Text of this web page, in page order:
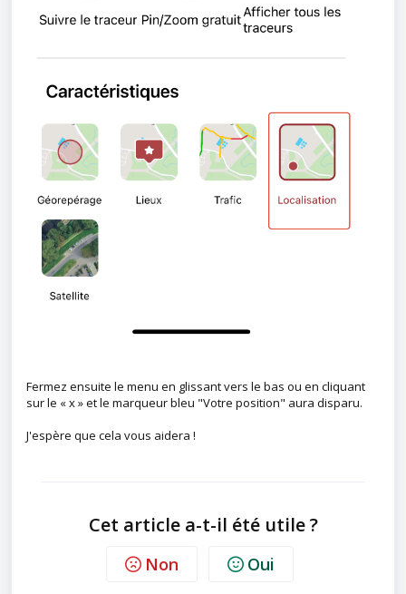
Fermez ensuite le menu en glissant vers le bas ou en cliquant
sur le « x » et le marqueur bleu "Votre position" aura disparu.
J'espère que cela vous aidera !
Cet article a-t-il été utile ?
Non Oui